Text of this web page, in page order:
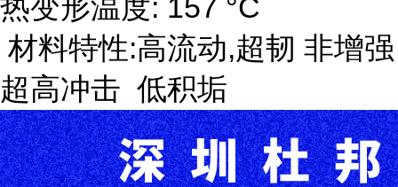
热变形温度: 157 °C
材料特性:高流动,超韧 非增强
超高冲击 低积垢